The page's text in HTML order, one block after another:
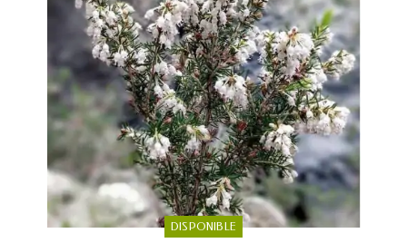
DISPONIBLE